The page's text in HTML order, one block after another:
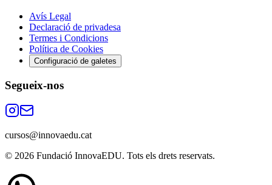
Avís Legal
Declaració de privadesa
Termes i Condicions
Política de Cookies
Configuració de galetes
Segueix-nos
cursos@innovaedu.cat
© 2026 Fundació InnovaEDU. Tots els drets reservats.